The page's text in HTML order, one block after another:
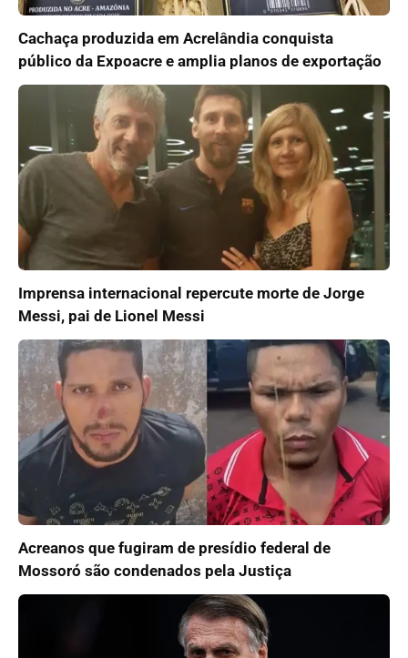
Cachaça produzida em Acrelândia conquista
público da Expoacre e amplia planos de exportação
Imprensa internacional repercute morte de Jorge
Messi, pai de Lionel Messi
Acreanos que fugiram de presídio federal de
Mossoró são condenados pela Justiça